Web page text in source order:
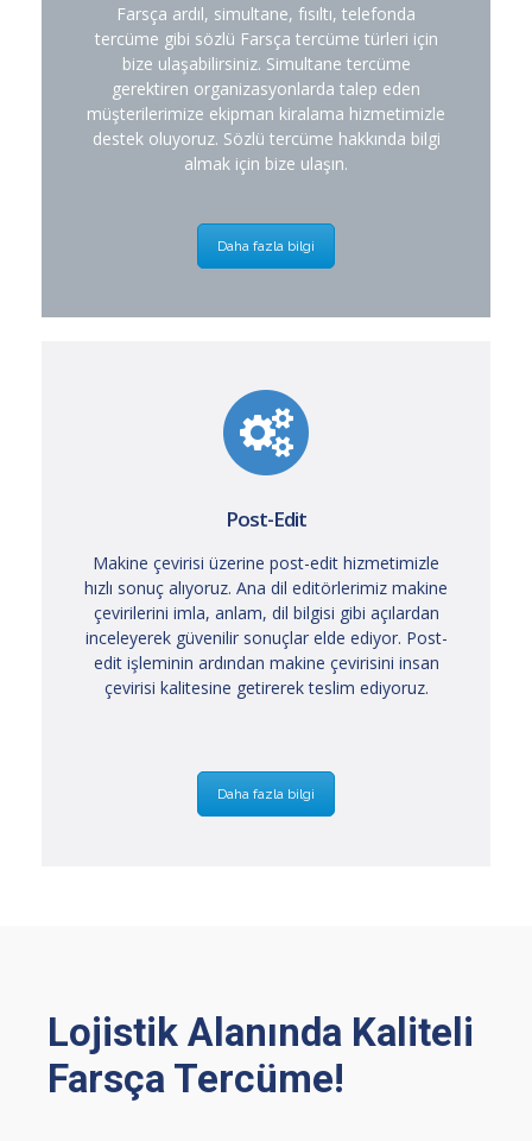
Farsça ardıl, simultane, fısıltı, telefonda
tercüme gibi sözlü Farsça tercüme türleri için
bize ulaşabilirsiniz. Simultane tercüme
gerektiren organizasyonlarda talep eden
müşterilerimize ekipman kiralama hizmetimizle
destek oluyoruz. Sözlü tercüme hakkında bilgi
almak için bize ulaşın.
Daha fazla bilgi
Post-Edit
Makine çevirisi üzerine post-edit hizmetimizle
hızlı sonuç alıyoruz. Ana dil editörlerimiz makine
çevirilerini imla, anlam, dil bilgisi gibi açılardan
inceleyerek güvenilir sonuçlar elde ediyor. Post-
edit işleminin ardından makine çevirisini insan
çevirisi kalitesine getirerek teslim ediyoruz.
Daha fazla bilgi
Lojistik Alanında Kaliteli
Farsça Tercüme!